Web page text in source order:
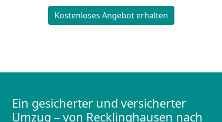
Kostenloses Angebot erhalten
Ein gesicherter und versicherter
Umzug – von Recklinghausen nach